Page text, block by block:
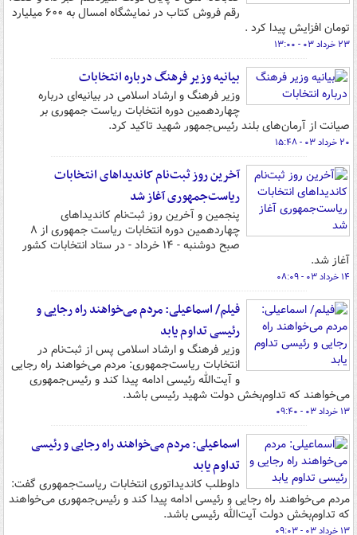
رقم فروش کتاب در نمایشگاه امسال به ۶۰۰ میلیارد
تومان افزایش پیدا کرد .
۲۳ خرداد ۰۳ - ۱۳:۰۰
بیانیه وزیر فرهنگ درباره انتخابات
وزیر فرهنگ و ارشاد اسلامی در بیانیه‌ای درباره
چهاردهمین دوره انتخابات ریاست جمهوری بر
صیانت از آرمان‌های بلند رئیس‌جمهور شهید تاکید کرد.
۲۰ خرداد ۰۳ - ۱۵:۴۸
آخرین روز ثبت‌نام کاندیداهای انتخابات
ریاست‌جمهوری آغاز شد
پنجمین و آخرین روز ثبت‌نام کاندیداهای
چهاردهمین دوره انتخابات ریاست جمهوری از ۸
صبح دوشنبه - ۱۴ خرداد - در ستاد انتخابات کشور
آغاز شد.
۱۴ خرداد ۰۳ - ۰۸:۰۹
فیلم/ اسماعیلی: مردم می‌خواهند راه رجایی و
رئیسی تداوم یابد
وزیر فرهنگ و ارشاد اسلامی پس از ثبت‌نام در
انتخابات ریاست‌جمهوری: مردم می‌خواهند راه رجایی
و آیت‌الله رئیسی ادامه پیدا کند و رئیس‌جمهوری
می‌خواهند که تداوم‌بخش دولت شهید رئیسی باشد.
۱۳ خرداد ۰۳ - ۰۹:۴۰
اسماعیلی: مردم می‌خواهند راه رجایی و رئیسی
تداوم یابد
داوطلب کاندیداتوری انتخابات ریاست‌جمهوری گفت:
مردم می‌خواهند راه رجایی و رئیسی ادامه پیدا کند و رئیس‌جمهوری می‌خواهند
که تداوم‌بخش دولت آیت‌الله رئیسی باشد.
۱۳ خرداد ۰۳ - ۰۹:۰۳